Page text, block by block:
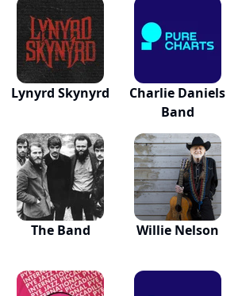
Lynyrd Skynyrd
Charlie Daniels
Band
The Band Willie Nelson